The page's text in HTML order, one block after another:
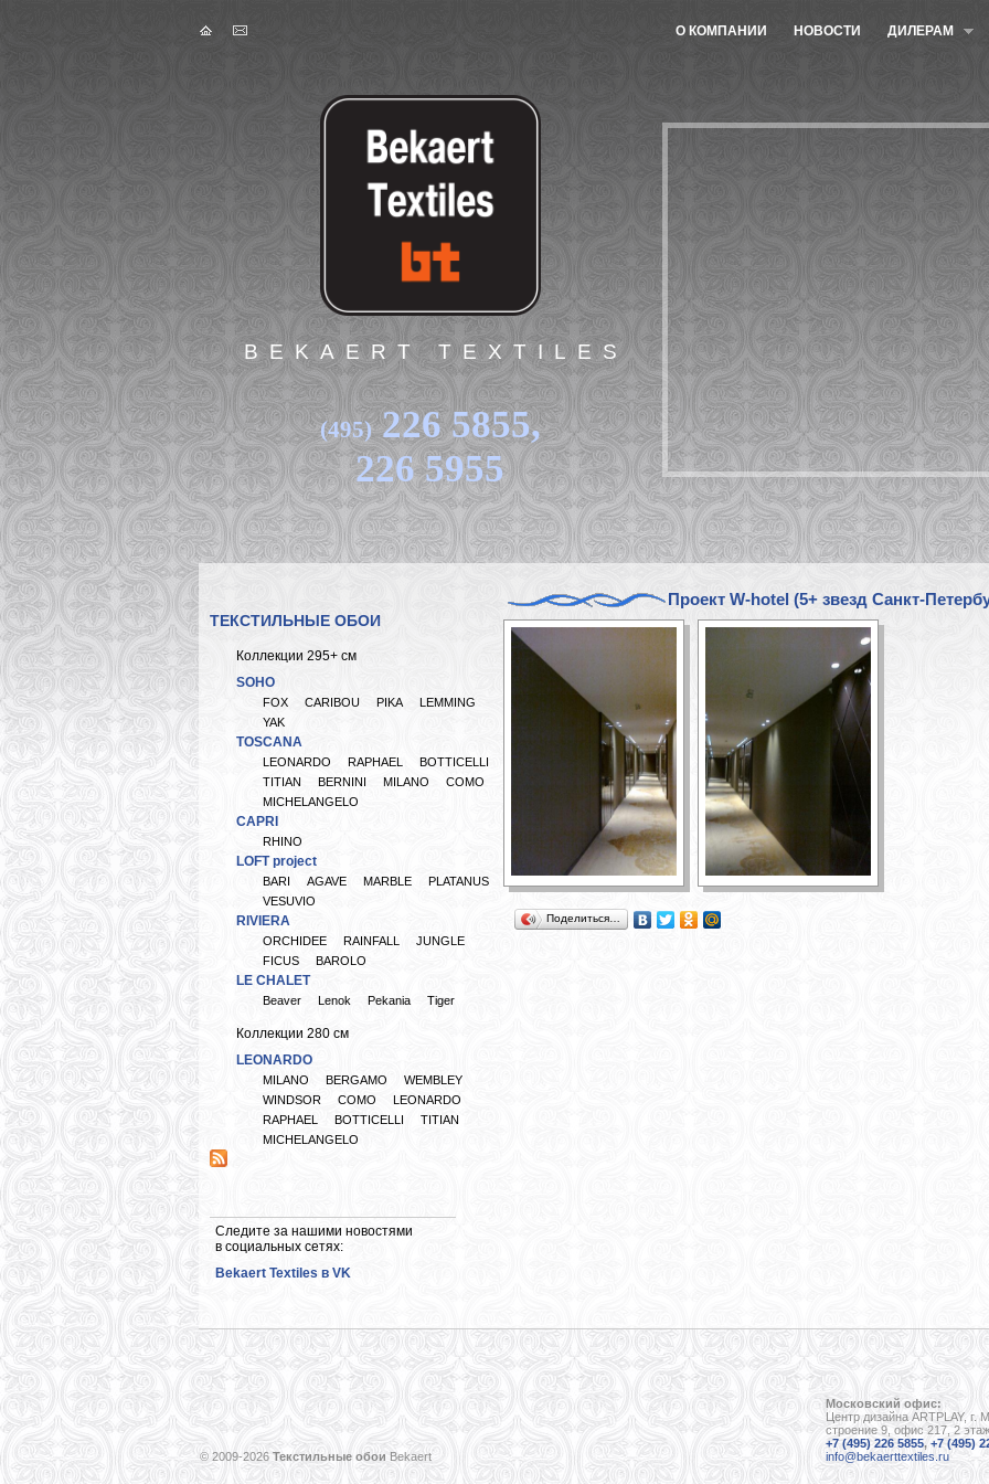
О КОМПАНИИ
НОВОСТИ ДИЛЕРАМ
BEKAERT TEXTILES
(495)226 5855,
226 5955
ТЕКСТИЛЬНЫЕ ОБОИ
Коллекции 295+ см
SOHO
FOX CARIBOU PIKA
LEMMING
YAK
TOSCANA
LEONARDO RAPHAEL
BOTTICELLI
TITIAN
BERNINI MILANO
COMO
MICHELANGELO
CAPRI
RHINO
LOFT project
BARI AGAVE MARBLE
PLATANUS
VESUVIO
RIVIERA
ORCHIDEE RAINFALL
JUNGLE
FICUS
BAROLO
LE CHALET
Beaver Lenok Pekania Tiger
Коллекции 280 см
LEONARDO
MILANO BERGAMO
WEMBLEY
WINDSOR
COMO
LEONARDO
RAPHAEL
BOTTICELLI
TITIAN
MICHELANGELO
Следите за нашими новостями
в социальных сетях:
Bekaert Textiles в VK
Проект W-hotel (5+ звезд Санкт-
Поделиться…
© 2009-2026 Текстильные обои Bekaert
Московский офис:
Центр дизайна ARTPLAY,
строение 9, офис 217, 2 этаж
+7 (495) 226 5855, +7 (495)
info@bekaerttextiles.ru